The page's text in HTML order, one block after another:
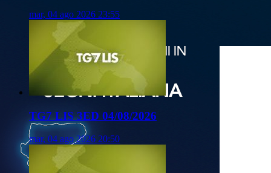
mar, 04 ago 2026 23:55
TG7 LIS 3ED 04/08/2026
mar, 04 ago 2026 20:50